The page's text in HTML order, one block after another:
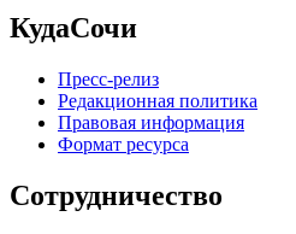
КудаСочи
Пресс-релиз
Редакционная политика
Правовая информация
Формат ресурса
Сотрудничество